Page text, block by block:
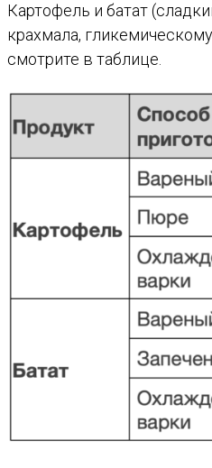
Картофель и батат
крахмала,
смотрите в таблице.